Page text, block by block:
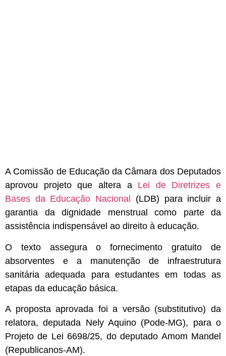
A Comissão de Educação da Câmara dos Deputados
aprovou projeto que altera a Lei de Diretrizes e
Bases da Educação Nacional
(LDB) para incluir a
garantia da dignidade menstrual como parte da
assistência indispensável ao direito à educação.
O texto assegura o fornecimento gratuito de
absorventes e a manutenção de infraestrutura
sanitária adequada para estudantes em todas as
etapas da educação básica.
A proposta aprovada foi a versão (substitutivo) da
relatora, deputada Nely Aquino (Pode-MG), para o
Projeto de Lei 6698/25, do deputado Amom Mandel
(Republicanos-AM).